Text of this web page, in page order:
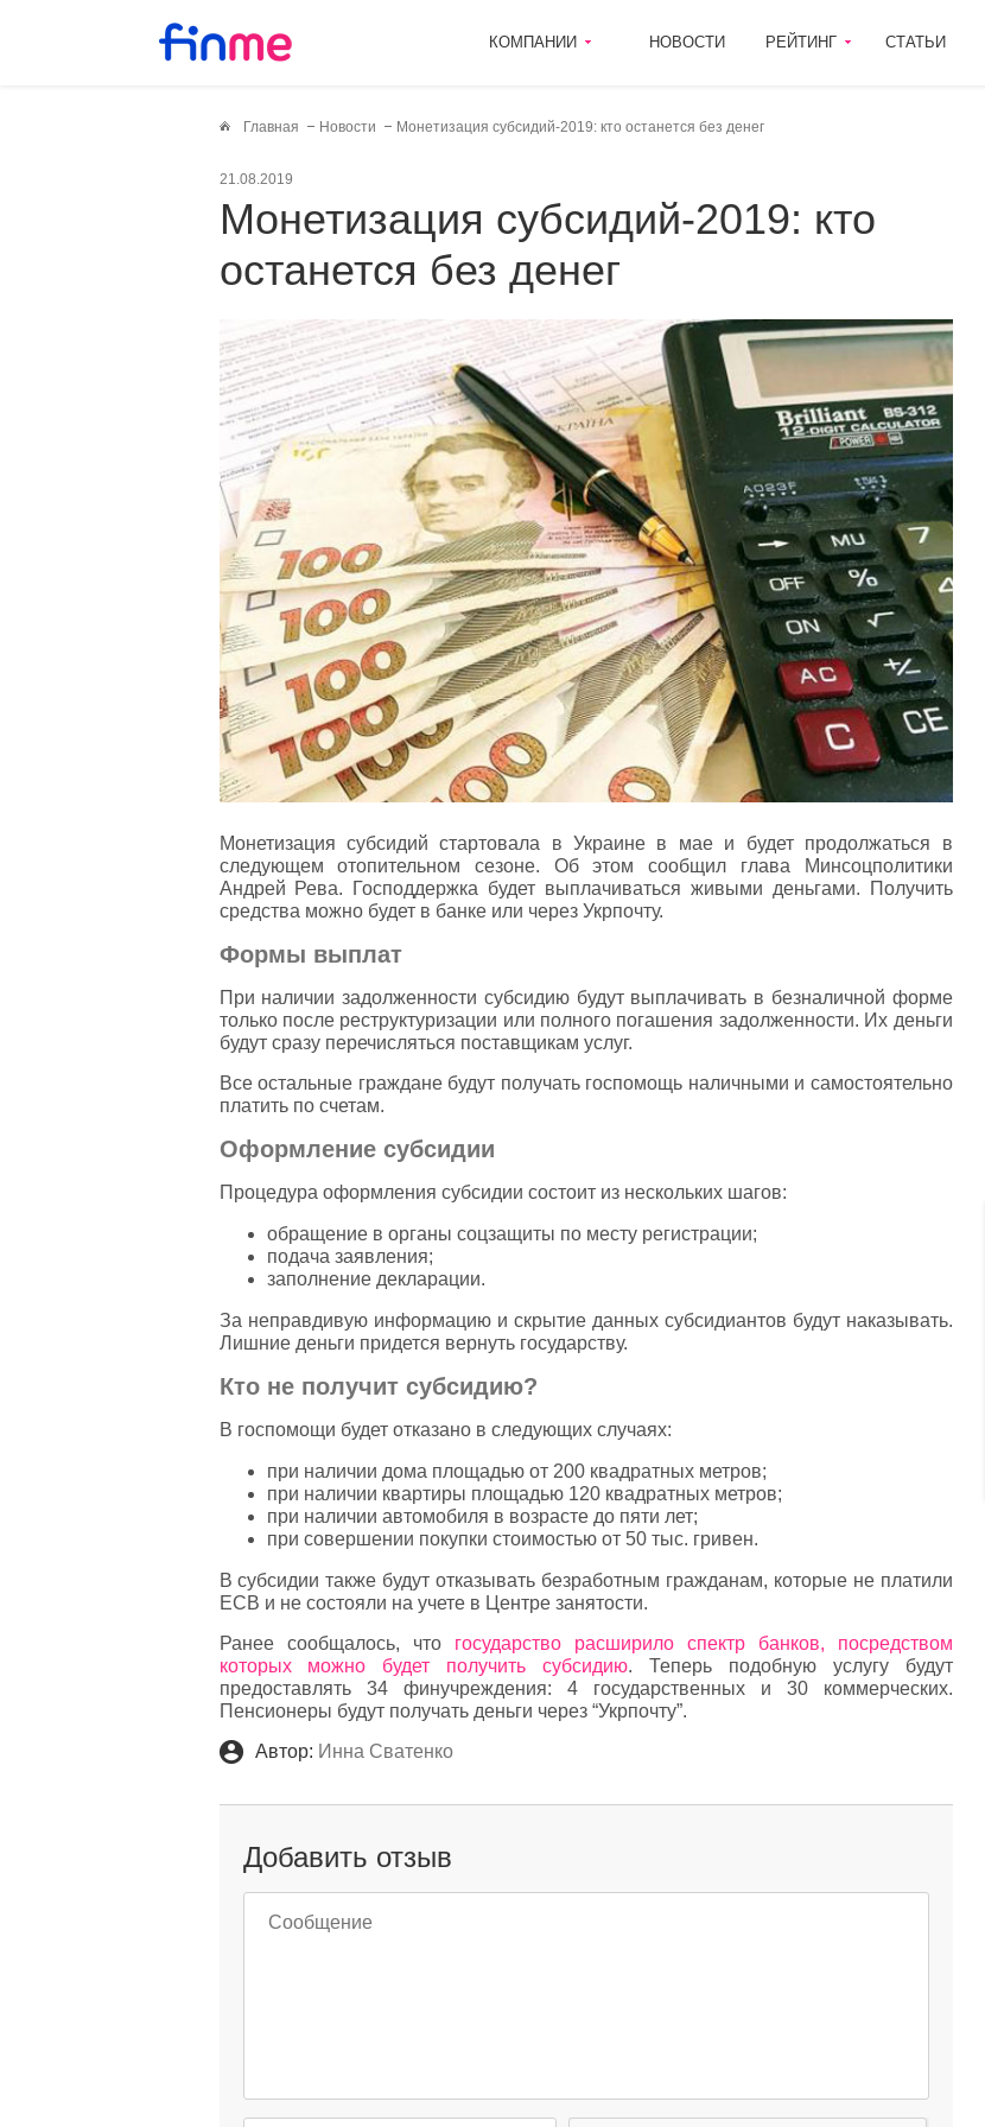
КОМПАНИИ НОВОСТИ РЕЙТИНГ СТАТЬИ
Главная Новости Монетизация субсидий-2019: кто останется без денег
21.08.2019
Монетизация субсидий-2019: кто
останется без денег
Монетизация субсидий стартовала в Украине в мае и будет продолжаться в
следующем отопительном сезоне. Об этом сообщил глава Минсоцполитики
Андрей Рева. Господдержка будет выплачиваться живыми деньгами. Получить
средства можно будет в банке или через Укрпочту.
Формы выплат
При наличии задолженности субсидию будут выплачивать в безналичной форме
только после реструктуризации или полного погашения задолженности. Их деньги
будут сразу перечисляться поставщикам услуг.
Все остальные граждане будут получать госпомощь наличными и самостоятельно
платить по счетам.
Оформление субсидии
Процедура оформления субсидии состоит из нескольких шагов:
обращение в органы соцзащиты по месту регистрации;
подача заявления;
заполнение декларации.
За неправдивую информацию и скрытие данных субсидиантов будут наказывать.
Лишние деньги придется вернуть государству.
Кто не получит субсидию?
В госпомощи будет отказано в следующих случаях:
при наличии дома площадью от 200 квадратных метров;
при наличии квартиры площадью 120 квадратных метров;
при наличии автомобиля в возрасте до пяти лет;
при совершении покупки стоимостью от 50 тыс. гривен.
В субсидии также будут отказывать безработным гражданам, которые не платили
ЕСВ и не состояли на учете в Центре занятости.
Ранее сообщалось, что государство расширило спектр банков, посредством
которых можно будет получить субсидию. Теперь подобную услугу будут
предоставлять 34 финучреждения: 4 государственных и 30 коммерческих.
Пенсионеры будут получать деньги через “Укрпочту”.
Автор: Инна Сватенко
Добавить отзыв